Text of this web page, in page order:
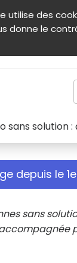
utilise des
donne le
et accessibilité
sans solution :
depuis le
sans